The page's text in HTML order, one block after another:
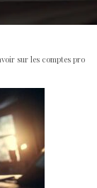
sur les comptes pro